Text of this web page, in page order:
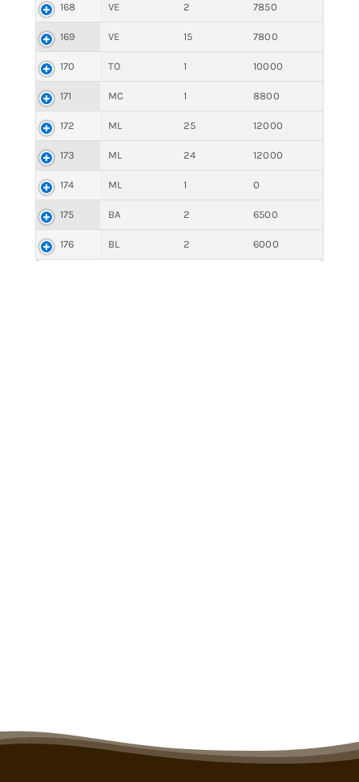
168 VE 2 7850
169 VE 15 7800
170 TO 1 10000
171 MC 1 8800
172 ML 25 12000
173 ML 24 12000
174 ML 1 0
175 BA 2 6500
176 BL 2 6000